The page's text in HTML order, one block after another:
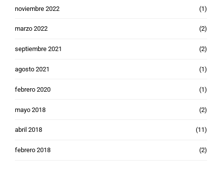
noviembre 2022 (1)
marzo 2022 (2)
septiembre 2021 (2)
agosto 2021 (1)
febrero 2020 (1)
mayo 2018 (2)
abril 2018 (11)
febrero 2018 (2)